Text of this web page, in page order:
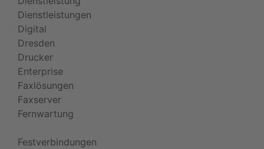
Dienstleistungen
Digital
Dresden
Drucker
Enterprise
Faxlösungen
Faxserver
Fernwartung
Festverbindungen